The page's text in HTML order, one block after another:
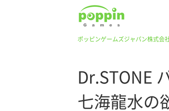
ポッピンゲームズジャパン株式会
Dr.STONE
七海龍水の